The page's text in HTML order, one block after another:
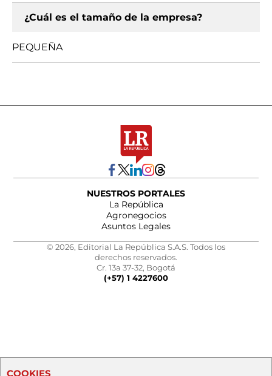
¿Cuál es el tamaño de la empresa?
PEQUEÑA
NUESTROS PORTALES
La República
Agronegocios
Asuntos Legales
© 2026, Editorial La República S.A.S. Todos los
derechos reservados.
Cr. 13a 37-32, Bogotá
(+57) 1 4227600
COOKIES